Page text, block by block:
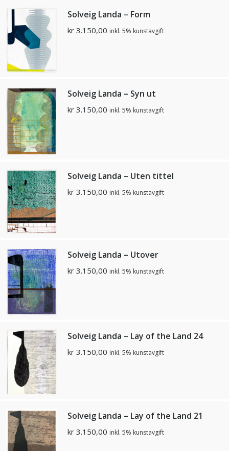
Solveig Landa – Form
kr 3.150,00 inkl. 5% kunstavgift
Solveig Landa – Syn ut
kr 3.150,00 inkl. 5% kunstavgift
Solveig Landa – Uten tittel
kr 3.150,00 inkl. 5% kunstavgift
Solveig Landa – Utover
kr 3.150,00 inkl. 5% kunstavgift
Solveig Landa – Lay of the Land 24
kr 3.150,00 inkl. 5% kunstavgift
Solveig Landa – Lay of the Land 21
kr 3.150,00 inkl. 5% kunstavgift